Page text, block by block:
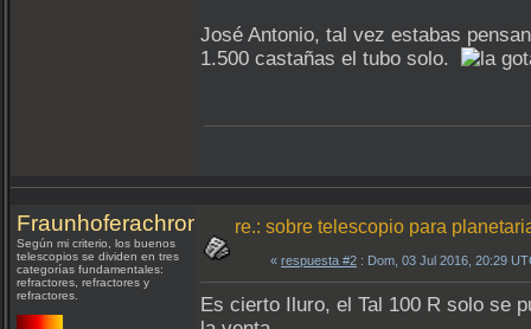
José Antonio, tal vez estabas
1.500 castañas el tubo solo.
Fraunhoferachromat
Según mi criterio, los buenos
telescopios se dividen en tres
categorías fundamentales:
refractores, refractores y
refractores.
re.: sobre telescopio para
« respuesta #2 : Dom, 03 Jul 2016, 20:29
Es cierto Iluro, el Tal 100 R solo se